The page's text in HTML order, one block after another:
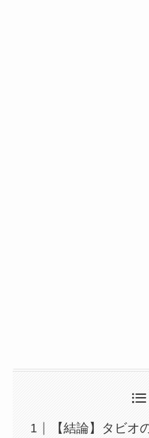
【結論】タビオ